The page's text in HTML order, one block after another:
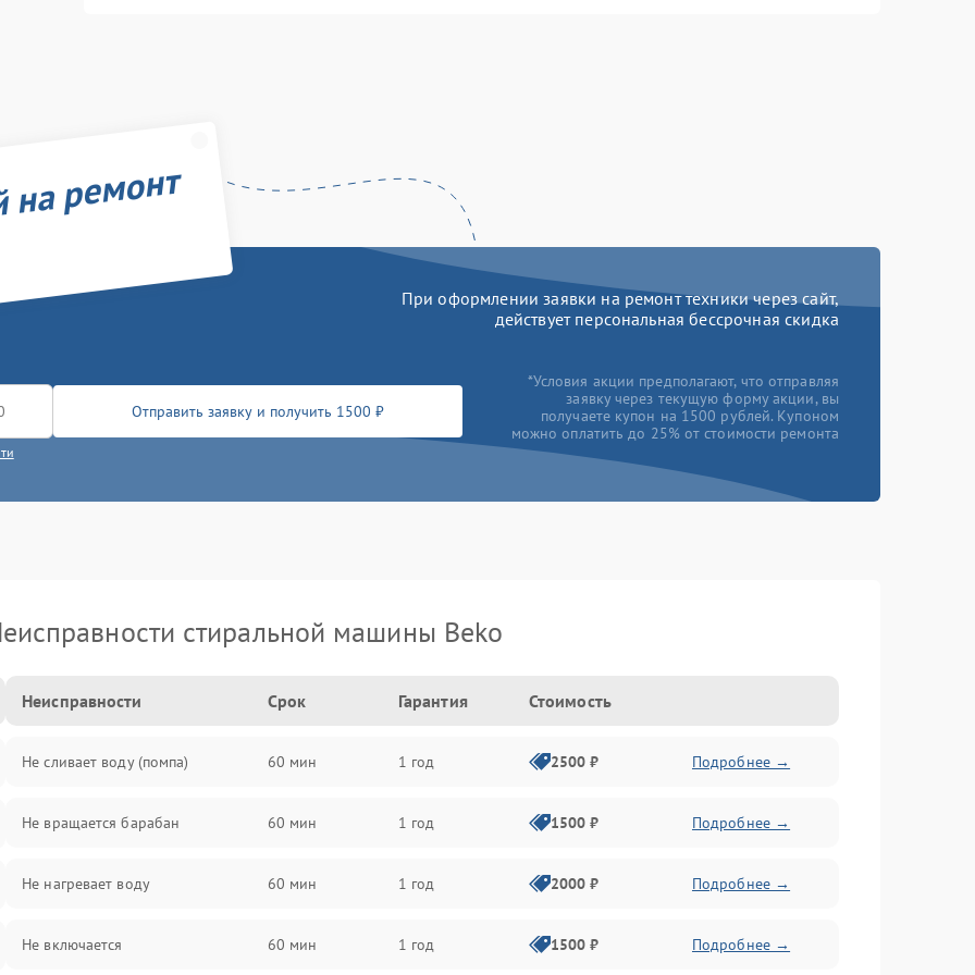
ремонт
При оформлении заявки на ремонт техники через сайт,
действует персональная бессрочная скидка
Отправить заявку и получить 1500 ₽
*Условия акции предполагают, что отправляя
заявку через текущую форму акции, вы
получаете купон на 1500 рублей. Купоном
можно оплатить до 25% от стоимости ремонта
стиральной машины Beko
Неисправности Срок Гарантия Стоимость
Не сливает воду (помпа) 60 мин 1 год 2500 ₽ Подробнее →
Не вращается барабан 60 мин 1 год 1500 ₽ Подробнее →
Не нагревает воду 60 мин 1 год 2000 ₽ Подробнее →
Не включается 60 мин 1 год 1500 ₽ Подробнее →